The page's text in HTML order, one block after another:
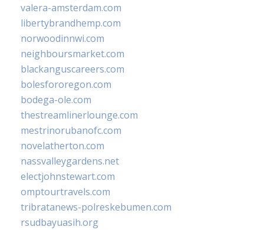
valera-amsterdam.com
libertybrandhemp.com
norwoodinnwi.com
neighboursmarket.com
blackanguscareers.com
bolesfororegon.com
bodega-ole.com
thestreamlinerlounge.com
mestrinorubanofc.com
novelatherton.com
nassvalleygardens.net
electjohnstewart.com
omptourtravels.com
tribratanews-polreskebumen.com
rsudbayuasih.org